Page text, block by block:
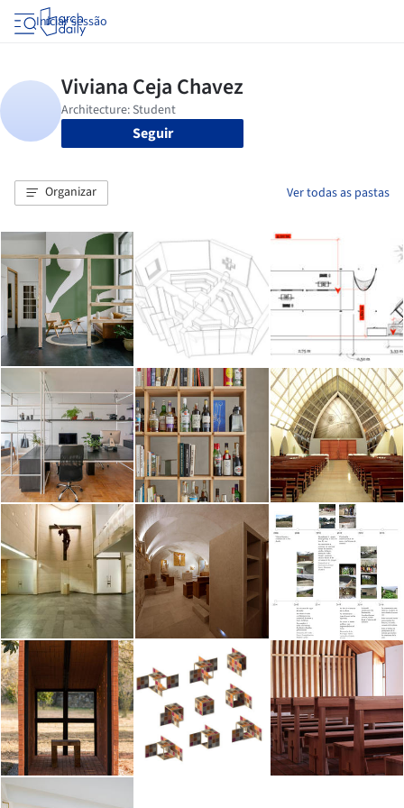
Iniciar sessão
Seguir
Organizar Ver todas as pastas